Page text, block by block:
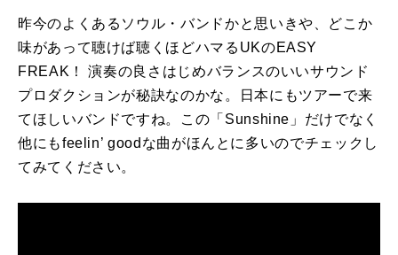
昨今のよくあるソウル・バンドかと思いきや、どこか
味があって聴けば聴くほどハマるUKのEASY
FREAK！ 演奏の良さはじめバランスのいいサウンド
プロダクションが秘訣なのかな。日本にもツアーで来
てほしいバンドですね。この「Sunshine」だけでなく
他にもfeelin’ goodな曲がほんとに多いのでチェックし
てみてください。